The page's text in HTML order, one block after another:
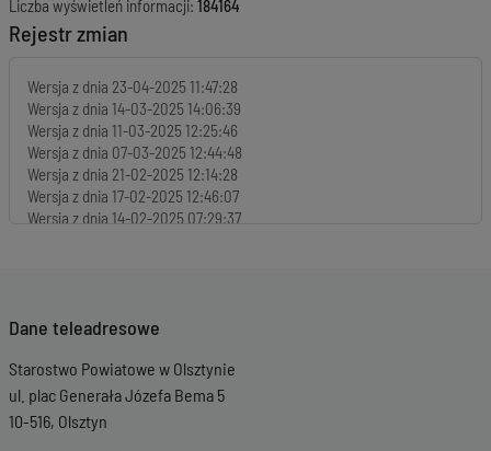
Liczba wyświetleń informacji: 184164
Rejestr zmian
Wersja z dnia 23-04-2025 11:47:28
Wersja z dnia 14-03-2025 14:06:39
Wersja z dnia 11-03-2025 12:25:46
Wersja z dnia 07-03-2025 12:44:48
Wersja z dnia 21-02-2025 12:14:28
Wersja z dnia 17-02-2025 12:46:07
Wersja z dnia 14-02-2025 07:29:37
Wersja z dnia17-01-2025 13:13:55
Wersja z dnia15-01-2025 08:07:37
Wersja z dnia14-01-2025 14:09:12
Wersja z dnia
Wersja z dnia
Dane teleadresowe
Starostwo Powiatowe w Olsztynie
ul. plac Generała Józefa Bema 5
10-516, Olsztyn